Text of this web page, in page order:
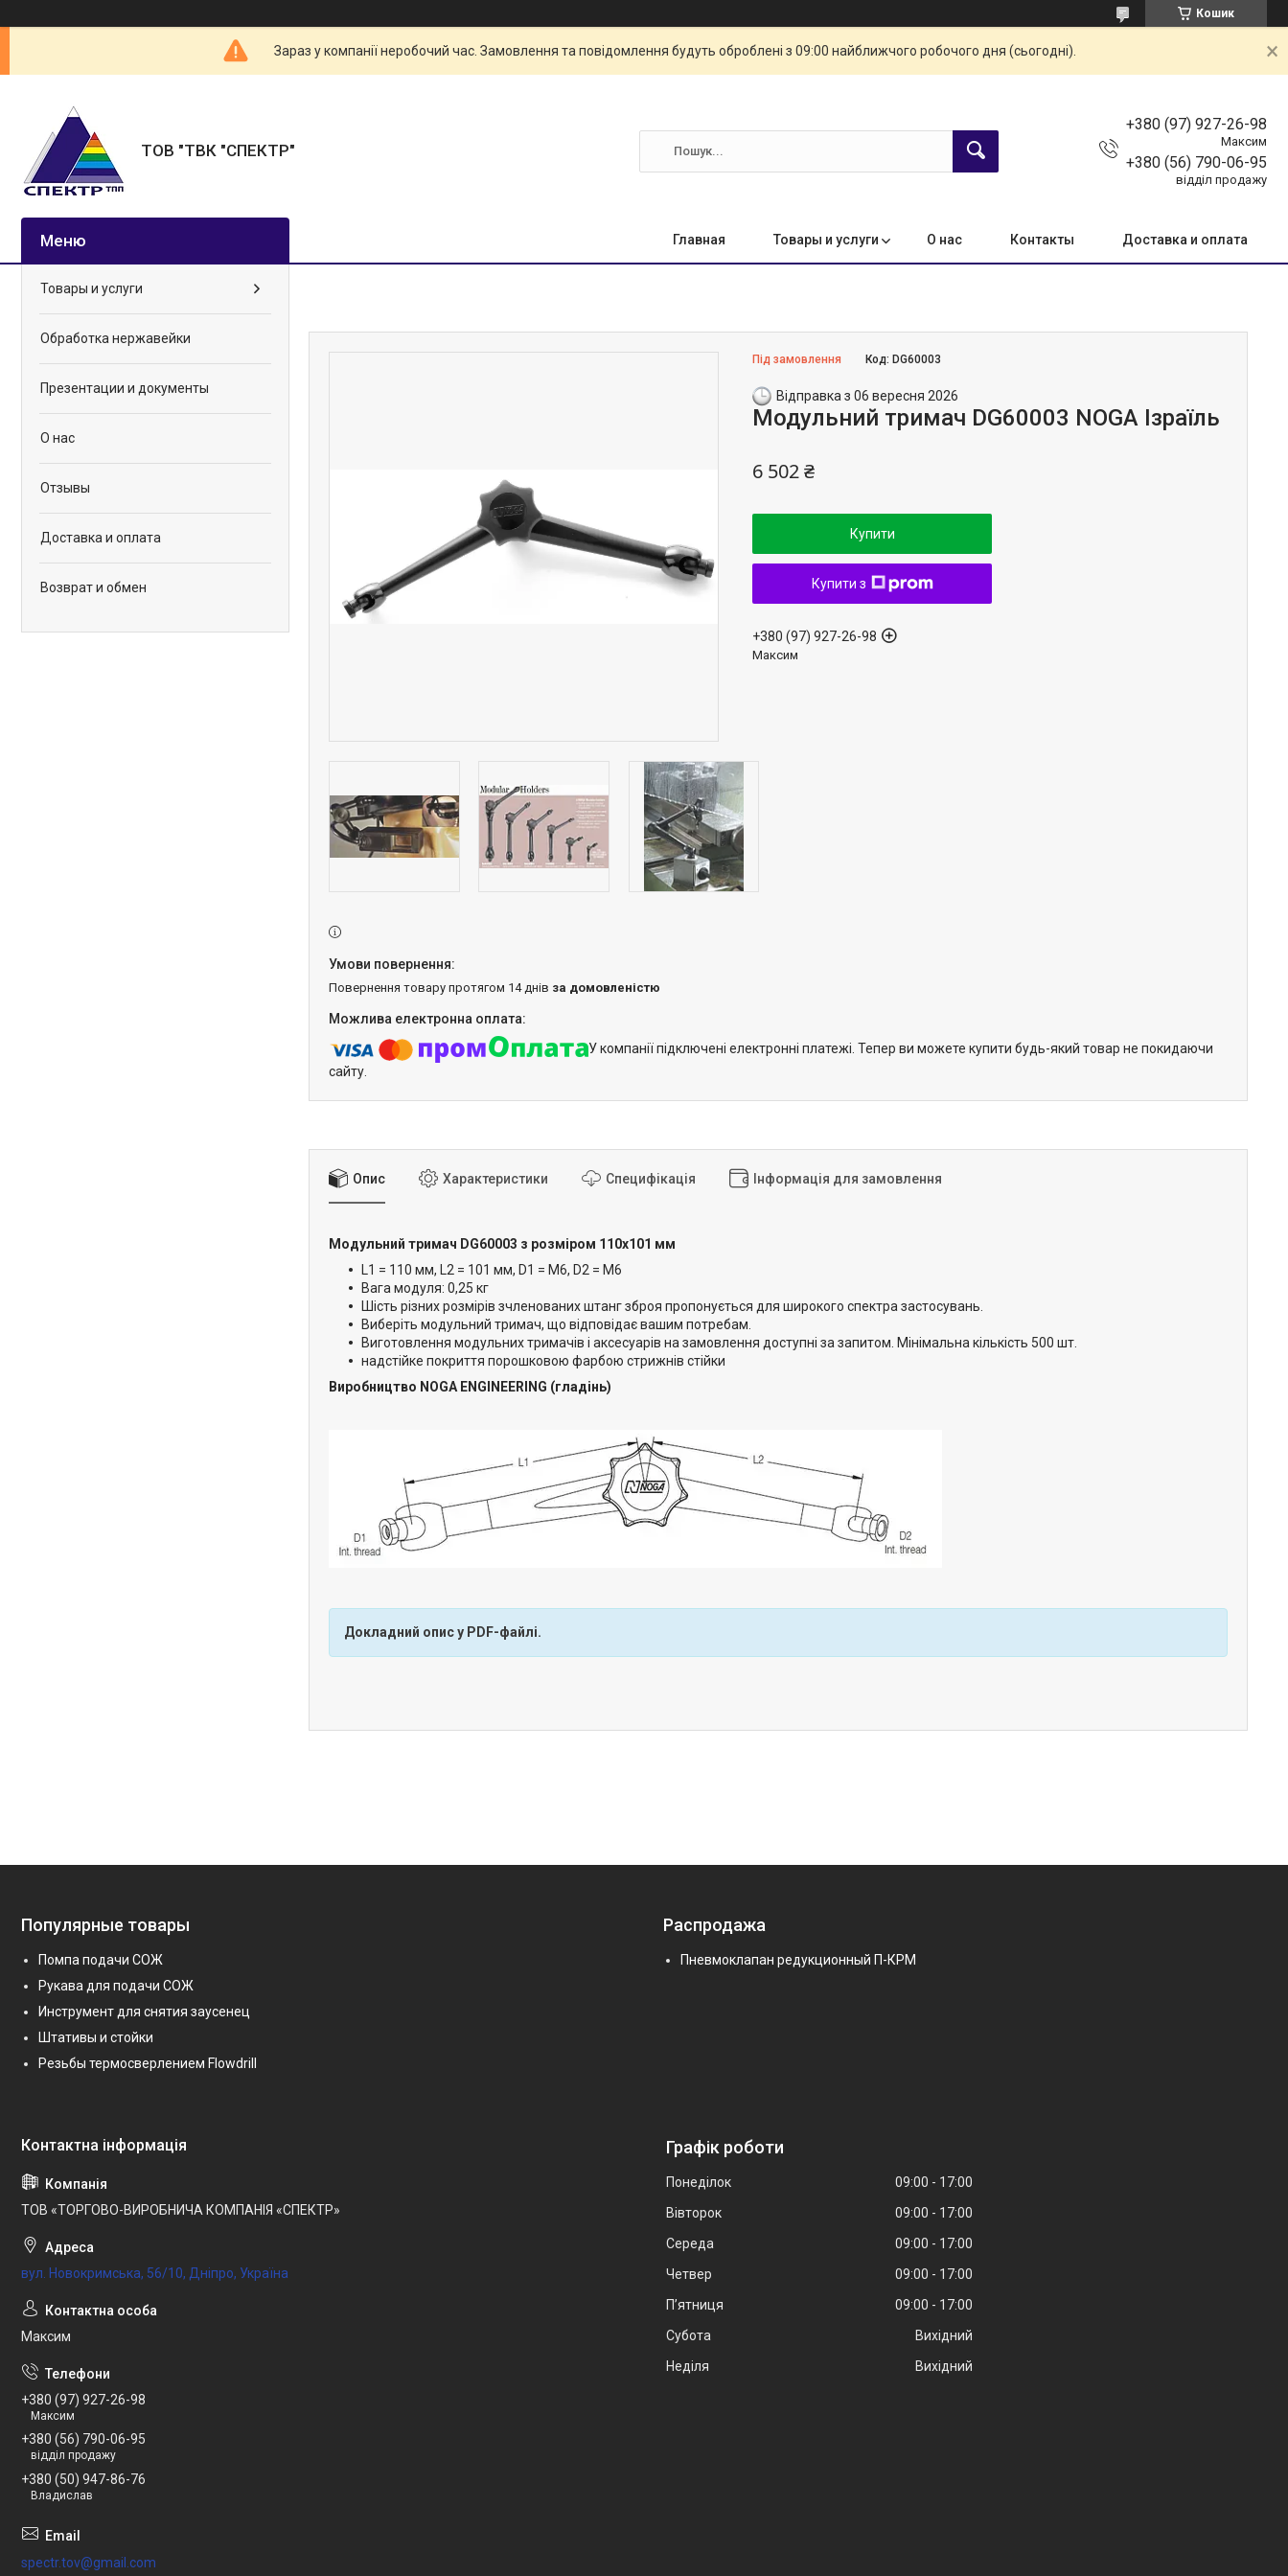
Кошик
Зараз у компанії неробочий час. Замовлення та повідомлення будуть оброблені з 09:00 найближчого робочого дня (сьогодні).
ТОВ "ТВК "СПЕКТР"
+380 (97) 927-26-98
Максим
+380 (56) 790-06-95
відділ продажу
Главная Товары и услуги О нас Контакты Доставка и оплата
Під замовлення Код: DG60003
Відправка з 06 вересня 2026
Модульний тримач DG60003 NOGA Ізраїль
6 502 ₴
Купити
Купити з
+380 (97) 927-26-98
Максим
повернення товару протягом 14 днів за домовленістю
У компанії підключені електронні платежі. Тепер ви можете купити будь-який товар не покидаючи
сайту.
Опис Характеристики Специфікація Інформація для замовлення
Модульний тримач DG60003 з розміром 110х101 мм
L1 = 110 мм, L2 = 101 мм, D1 = M6, D2 = M6
Вага модуля: 0,25 кг
Шість різних розмірів зчленованих штанг зброя пропонується для широкого спектра застосувань.
Виберіть модульний тримач, що відповідає вашим потребам.
Виготовлення модульних тримачів і аксесуарів на замовлення доступні за запитом. Мінімальна кількість 500 шт.
надстійке покриття порошковою фарбою стрижнів стійки
Виробництво NOGA ENGINEERING (гладінь)
Докладний опис у PDF-файлі.
Товары и услуги
Обработка нержавейки
Презентации и документы
О нас
Отзывы
Доставка и оплата
Возврат и обмен
Популярные товары
Помпа подачи СОЖ
Рукава для подачи СОЖ
Инструмент для снятия заусенец
Штативы и стойки
Резьбы термосверлением Flowdrill
Распродажа
Пневмоклапан редукционный П-КРМ
ТОВ «ТОРГОВО-ВИРОБНИЧА КОМПАНІЯ «СПЕКТР»
вул. Новокримська, 56/10, Дніпро, Україна
Максим
+380 (97) 927-26-98
Максим
+380 (56) 790-06-95
відділ продажу
+380 (50) 947-86-76
Владислав
spectr.tov@gmail.com
Графік роботи
Понеділок 09:00
17:00
Вівторок
09:00
17:00
Середа
09:00
17:00
Четвер
09:00
17:00
Пʼятниця
09:00
17:00
Субота
Вихідний
Неділя
Вихідний